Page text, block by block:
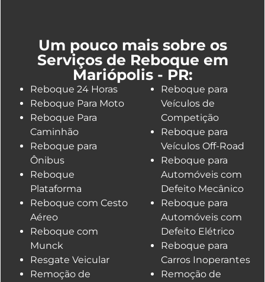
Um pouco mais sobre os
Serviços de Reboque em
Mariópolis - PR:
Reboque 24 Horas
Reboque Para Moto
Reboque Para
Caminhão
Reboque para
Ônibus
Reboque
Plataforma
Reboque com Cesto
Aéreo
Reboque com
Munck
Resgate Veicular
Remoção de
Reboque para
Veículos de
Competição
Reboque para
Veículos Off-Road
Reboque para
Automóveis com
Defeito Mecânico
Reboque para
Automóveis com
Defeito Elétrico
Reboque para
Carros Inoperantes
Remoção de